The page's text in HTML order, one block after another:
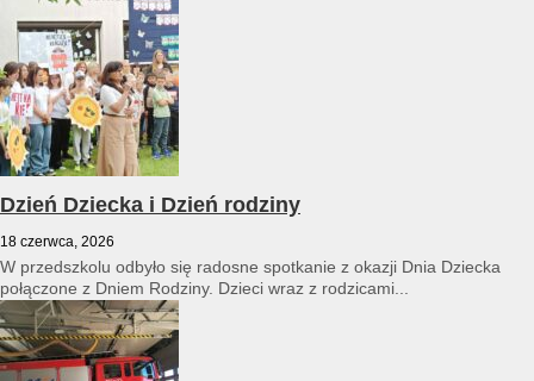
Dzień Dziecka i Dzień rodziny
18 czerwca, 2026
W przedszkolu odbyło się radosne spotkanie z okazji Dnia Dziecka
połączone z Dniem Rodziny. Dzieci wraz z rodzicami...